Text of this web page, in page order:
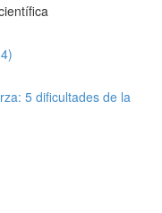
5 dificultades de la